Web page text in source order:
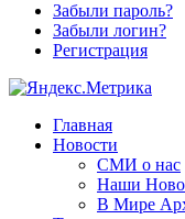
Забыли пароль?
Забыли логин?
Регистрация
Главная
Новости
СМИ о нас
Наши
В Мире